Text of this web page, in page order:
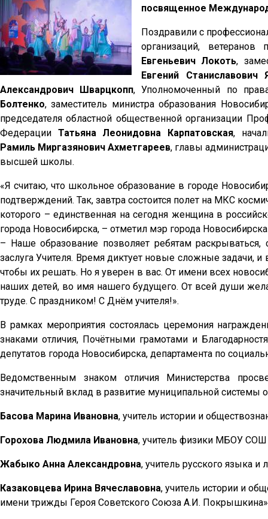
посвященное
Поздравили с
организаций,
Евгеньевич Локоть,
Евгений Станиславович
Александрович Шварцкопп, Уполномоченный по
Болтенко, заместитель министра образования
председателя областной общественной организации
Федерации Татьяна Леонидовна Карпатовская,
Рамиль Миргазянович Ахметгареев, главы
высшей школы.
«Я считаю, что школьное образование в городе
подтверждений. Так, завтра состоится полет на МКС
которого – единственная на сегодня женщина в
города Новосибирска, – отметил мэр города
– Наше образование позволяет ребятам
заслуга Учителя. Время диктует новые сложные задачи,
чтобы их решать. Но я уверен в вас. От имени всех
наших детей, во имя нашего будущего. От всей души
труде. С праздником! С Днём учителя!».
В рамках мероприятия состоялась церемония
знаками отличия, Почётными грамотами и
депутатов города Новосибирска, департамента по
Ведомственным знаком отличия Министерства
значительный вклад в развитие муниципальной
Басова Марина Ивановна, учитель истории и
Горохова Людмила Ивановна, учитель физики МБОУ
Жабыко Анна Александровна, учитель русского языка
Казаковцева Ирина Вячеславовна, учитель истории и
имени трижды Героя Советского Союза А.И.